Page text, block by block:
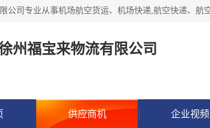
州福宝来物流有限公司
供应商机 企业视频